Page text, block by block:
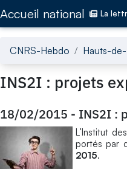
Accueil national La
CNRS-Hebdo Hauts-
INS2I : projets
18/02/2015 - INS2I :
L’Institut
portés par
2015.